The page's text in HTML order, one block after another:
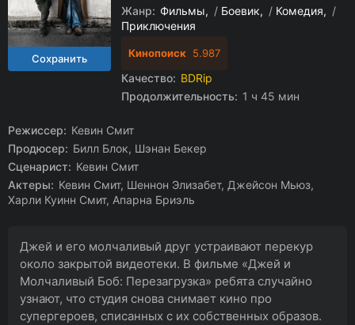
Жанр: Фильмы / Боевик / Комедия
/
Приключения
Кинопоиск 5.987
Качество: BDRip
Продолжительность: 1 ч 45 мин
Режиссер: Кевин Смит
Продюсер: Билл Блок, Шэнан Бекер
Сценарист: Кевин Смит
Актеры: Кевин Смит, Шеннон Элизабет, Джейсон Мьюз,
Харли Куинн Смит, Апарна Бриэль
Джей и его молчаливый друг устраивают перекур
около закрытой видеотеки. В фильме «Джей и
Молчаливый Боб: Перезагрузка» ребята случайно
узнают, что студия снова снимает кино про
супергероев, списанных с их собственных образов.